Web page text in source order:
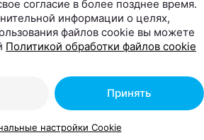
довольно эстетично, и их
Также потребуется постоянно
видимым, но данная
согласие в более позднее время.
информации о целях,
файлов cookie вы можете
Политикой обработки файлов cookie
Принять
настройки Cookie